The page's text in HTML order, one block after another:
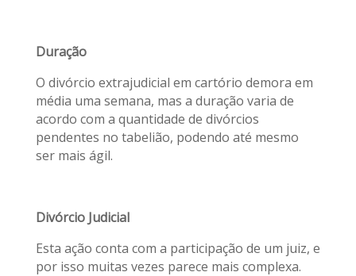
Duração
O divórcio extrajudicial em cartório demora em
média uma semana, mas a duração varia de
acordo com a quantidade de divórcios
pendentes no tabelião, podendo até mesmo
ser mais ágil.
Divórcio Judicial
Esta ação conta com a participação de um juiz, e
por isso muitas vezes parece mais complexa.